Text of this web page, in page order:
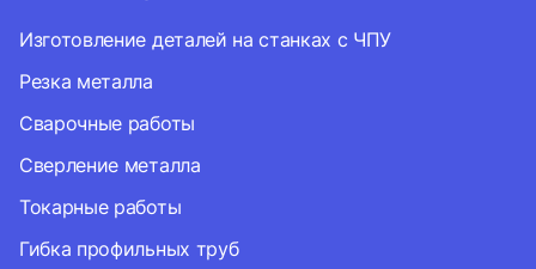
Изготовление деталей на станках с ЧПУ
Резка металла
Сварочные работы
Сверление металла
Токарные работы
Гибка профильных труб